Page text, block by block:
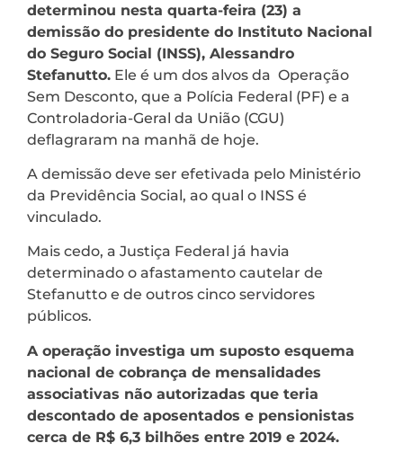
determinou nesta quarta-feira (23) a
demissão do presidente do Instituto Nacional
do Seguro Social (INSS), Alessandro
Stefanutto. Ele é um dos alvos da Operação
Sem Desconto, que a Polícia Federal (PF) e a
Controladoria-Geral da União (CGU)
deflagraram na manhã de hoje.
A demissão deve ser efetivada pelo Ministério
da Previdência Social, ao qual o INSS é
vinculado.
Mais cedo, a Justiça Federal já havia
determinado o afastamento cautelar de
Stefanutto e de outros cinco servidores
públicos.
A operação investiga um suposto esquema
nacional de cobrança de mensalidades
associativas não autorizadas que teria
descontado de aposentados e pensionistas
cerca de R$ 6,3 bilhões entre 2019 e 2024.